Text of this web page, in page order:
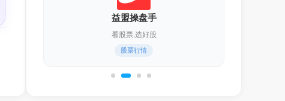
益盟操盘手
看股票,选好股
股票行情